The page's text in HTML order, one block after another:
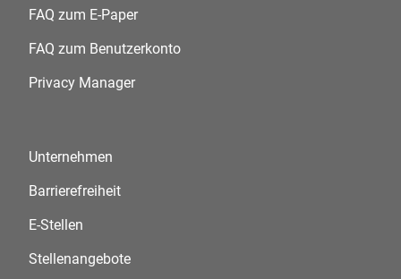
FAQ zum E-Paper
FAQ zum Benutzerkonto
Privacy Manager
Unternehmen
Barrierefreiheit
E-Stellen
Stellenangebote